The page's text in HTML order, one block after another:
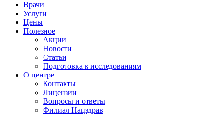
Врачи
Услуги
Цены
Полезное
Акции
Новости
Статьи
Подготовка к исследованиям
О центре
Контакты
Лицензии
Вопросы и ответы
Филиал Нацздрав